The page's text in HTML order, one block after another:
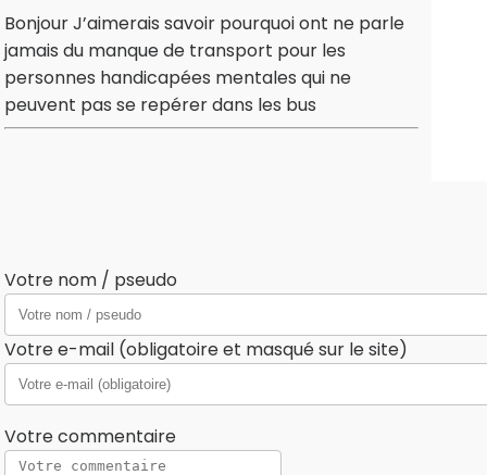
Bonjour J’aimerais savoir pourquoi ont ne parle
jamais du manque de transport pour les
personnes handicapées mentales qui ne
peuvent pas se repérer dans les bus
Votre nom / pseudo
Votre e-mail (obligatoire et masqué sur le site)
Votre commentaire